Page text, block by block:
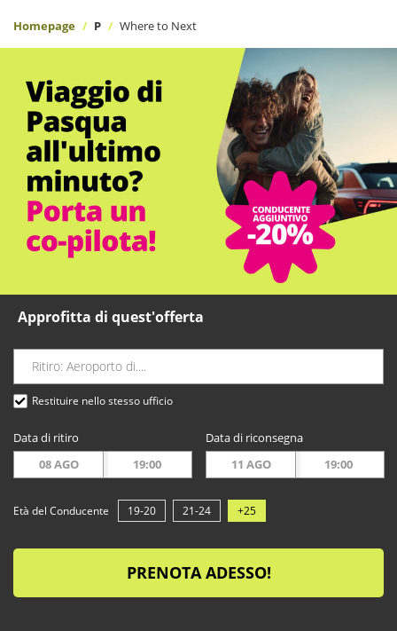
Homepage P Where to Next
Approfitta di quest'offerta
Restituire nello stesso ufficio
Data di ritiro
08 AGO
19:00
Data di riconsegna
11 AGO
19:00
Età del Conducente 19-20 21-24 +25
PRENOTA ADESSO!